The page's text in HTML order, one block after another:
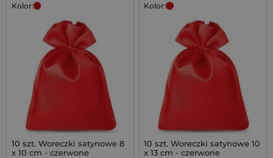
Kolor:
10 szt. Woreczki satynowe 8
x 10 cm - czerwone
Kolor:
10 szt. Woreczki satynowe 10
x 13 cm - czerwone